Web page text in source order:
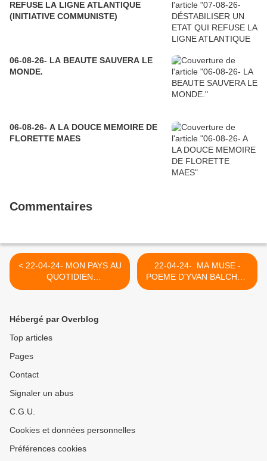
REFUSE LA LIGNE ATLANTIQUE
(INITIATIVE COMMUNISTE)
06-08-26- LA BEAUTE SAUVERA LE
MONDE.
06-08-26- A LA DOUCE MEMOIRE DE
FLORETTE MAES
Commentaires
< 22-04-24- MON PAYS AU
QUOTIDIEN
MERVEILLEUX MUSEE DU
22-04-24- MA MUSE -
POEME D'YVAN BALCHOY
>
Hébergé par Overblog
Top articles
Pages
Contact
Signaler un abus
C.G.U.
Cookies et données personnelles
Préférences cookies